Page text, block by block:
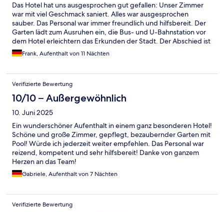
Das Hotel hat uns ausgesprochen gut gefallen: Unser Zimmer
war mit viel Geschmack saniert. Alles war ausgesprochen
sauber. Das Personal war immer freundlich und hilfsbereit. Der
Garten lädt zum Ausruhen ein, die Bus- und U-Bahnstation vor
dem Hotel erleichtern das Erkunden der Stadt. Der Abschied ist
uns schwergefallen.
Frank, Aufenthalt von 11 Nächten
Verifizierte Bewertung
10/10 – Außergewöhnlich
10. Juni 2025
Ein wunderschöner Aufenthalt in einem ganz besonderen Hotel!
Schöne und große Zimmer, gepflegt, bezaubernder Garten mit
Pool! Würde ich jederzeit weiter empfehlen. Das Personal war
reizend, kompetent und sehr hilfsbereit! Danke von ganzem
Herzen an das Team!
Gabriele, Aufenthalt von 7 Nächten
Verifizierte Bewertung